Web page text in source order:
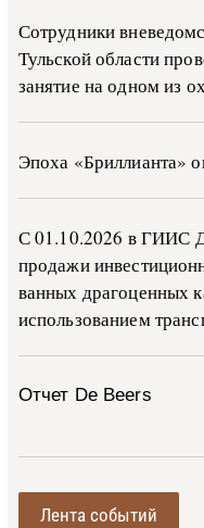
Сотрудники
Тульской области
занятие на одном из
Эпоха «Бриллианта»
С 01.10.2026 в ГИИС
про­да­жи
ван­ных дра­го­цен­ных
ис­поль­зо­ва­ни­ем
Отчет De Beers
Лента событий